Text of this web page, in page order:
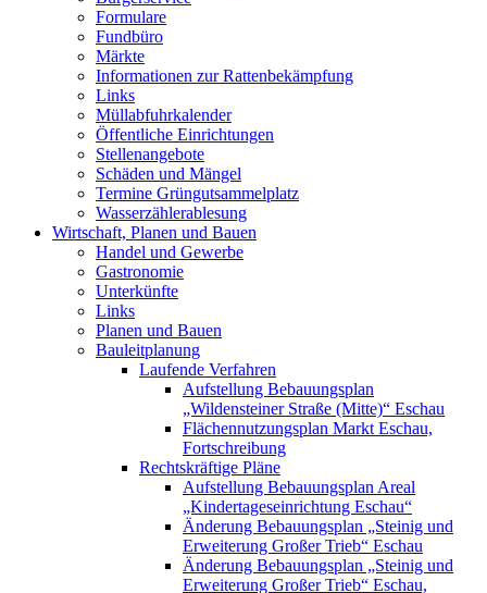
Formulare
Fundbüro
Märkte
Informationen zur Rattenbekämpfung
Links
Müllabfuhrkalender
Öffentliche Einrichtungen
Stellenangebote
Schäden und Mängel
Termine Grüngutsammelplatz
Wasserzählerablesung
Wirtschaft, Planen und Bauen
Handel und Gewerbe
Gastronomie
Unterkünfte
Links
Planen und Bauen
Bauleitplanung
Laufende Verfahren
Aufstellung Bebauungsplan
„Wildensteiner Straße (Mitte)“ Eschau
Flächennutzungsplan Markt Eschau,
Fortschreibung
Rechtskräftige Pläne
Aufstellung Bebauungsplan Areal
„Kindertageseinrichtung Eschau“
Änderung Bebauungsplan „Steinig und
Erweiterung Großer Trieb“ Eschau
Änderung Bebauungsplan „Steinig und
Erweiterung Großer Trieb“ Eschau,